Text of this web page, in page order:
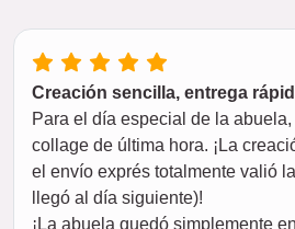
Creación sencilla, entrega
Para el día especial de la
collage de última hora. ¡La
el envío exprés totalmente valió
llegó al día siguiente)!
¡La abuela quedó simplemente